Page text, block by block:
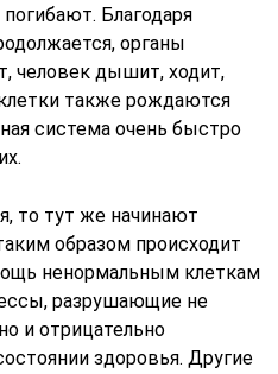
Благодаря
органы
человек дышит, ходит,
также рождаются
система очень быстро
то тут же начинают
образом происходит
ненормальным клеткам
разрушающие не
и отрицательно
здоровья. Другие